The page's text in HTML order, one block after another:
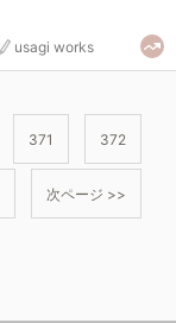
usagi works
371 372
次ページ >>